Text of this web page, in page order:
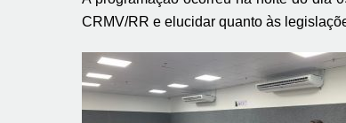
CRMV/RR e elucidar quanto às